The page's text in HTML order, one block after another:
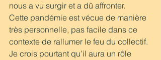
nous a vu surgir et a dû affronter.
Cette pandémie est vécue de manière
très personnelle, pas facile dans ce
contexte de rallumer le feu du collectif.
Je crois pourtant qu’il aura un rôle